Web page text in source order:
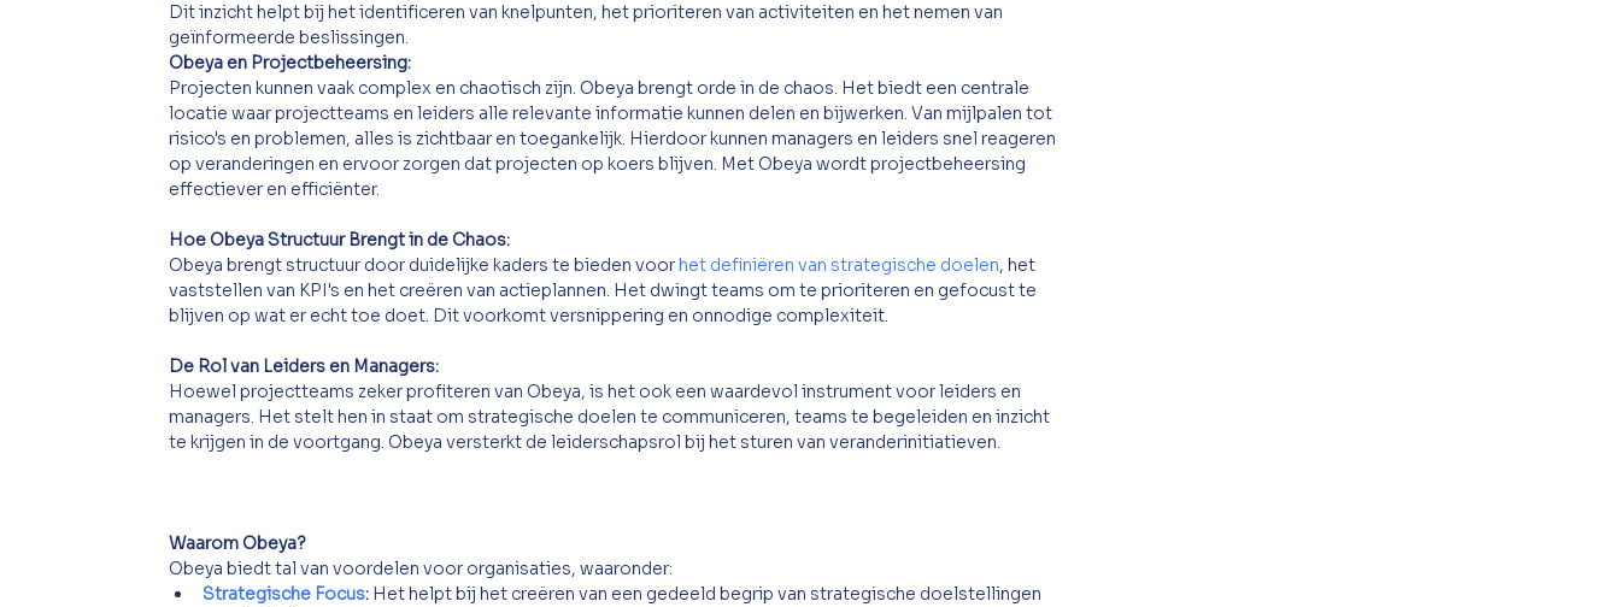
Dit inzicht helpt bij het identificeren van knelpunten, het prioriteren van activiteiten en het nemen van
geïnformeerde beslissingen.
Obeya en Projectbeheersing:
Projecten kunnen vaak complex en chaotisch zijn. Obeya brengt orde in de chaos. Het biedt een centrale
locatie waar projectteams en leiders alle relevante informatie kunnen delen en bijwerken. Van mijlpalen tot
risico's en problemen, alles is zichtbaar en toegankelijk. Hierdoor kunnen managers en leiders snel reageren
op veranderingen en ervoor zorgen dat projecten op koers blijven. Met Obeya wordt projectbeheersing
effectiever en efficiënter.
Hoe Obeya Structuur Brengt in de Chaos:
Obeya brengt structuur door duidelijke kaders te bieden voor het definiëren van strategische doelen, het
vaststellen van KPI's en het creëren van actieplannen. Het dwingt teams om te prioriteren en gefocust te
blijven op wat er echt toe doet. Dit voorkomt versnippering en onnodige complexiteit.
De Rol van Leiders en Managers:
Hoewel projectteams zeker profiteren van Obeya, is het ook een waardevol instrument voor leiders en
managers. Het stelt hen in staat om strategische doelen te communiceren, teams te begeleiden en inzicht
te krijgen in de voortgang. Obeya versterkt de leiderschapsrol bij het sturen van veranderinitiatieven.
Waarom Obeya?
Obeya biedt tal van voordelen voor organisaties, waaronder:
Strategische Focus: Het helpt bij het creëren van een gedeeld begrip van strategische doelstellingen